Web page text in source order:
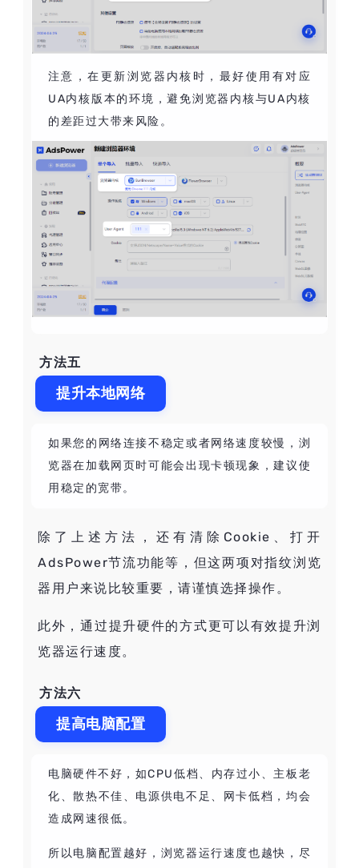
注意，在更新浏览器内核时，最好使用有对应
UA内核版本的环境，避免浏览器内核与UA内核
的差距过大带来风险。
方法五
提升本地网络
如果您的网络连接不稳定或者网络速度较慢，浏
览器在加载网页时可能会出现卡顿现象，建议使
用稳定的宽带。
除了上述方法，还有清除Cookie、打开
AdsPower节流功能等，但这两项对指纹浏览
器用户来说比较重要，请谨慎选择操作。
此外，通过提升硬件的方式更可以有效提升浏
览器运行速度。
方法六
提高电脑配置
电脑硬件不好，如CPU低档、内存过小、主板老
化、散热不佳、电源供电不足、网卡低档，均会
造成网速很低。
所以电脑配置越好，浏览器运行速度也越快，尽